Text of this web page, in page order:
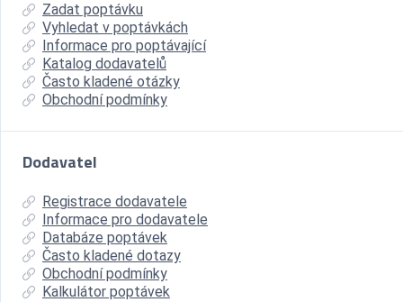
Zadat poptávku
Vyhledat v poptávkách
Informace pro poptávající
Katalog dodavatelů
Často kladené otázky
Obchodní podmínky
Dodavatel
Registrace dodavatele
Informace pro dodavatele
Databáze poptávek
Často kladené dotazy
Obchodní podmínky
Kalkulátor poptávek